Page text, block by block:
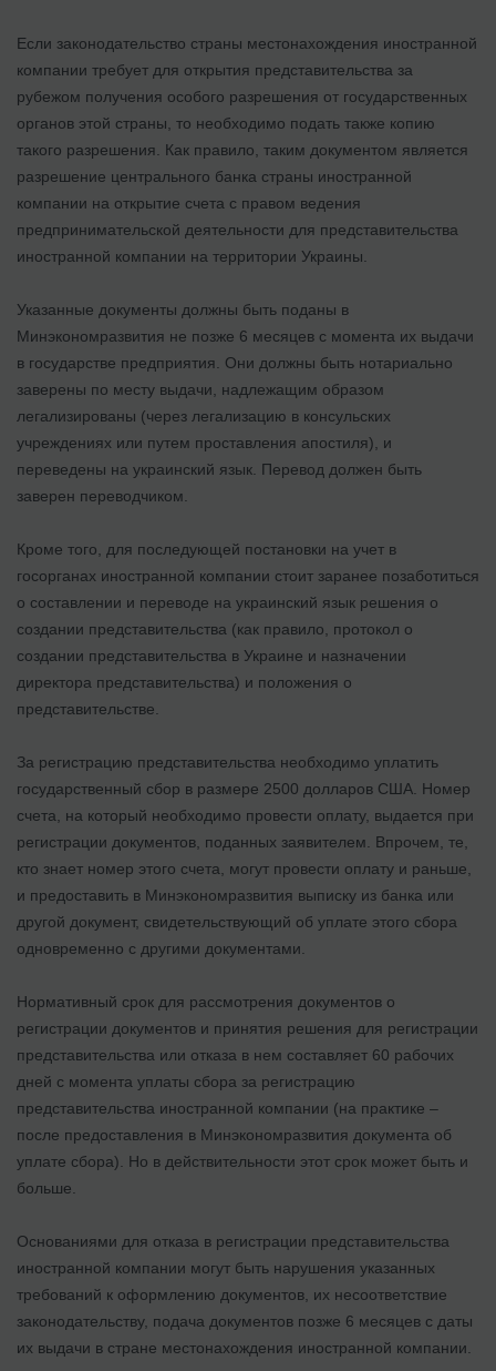
Если законодательство страны местонахождения иностранной
компании требует для открытия представительства за
рубежом получения особого разрешения от государственных
органов этой страны, то необходимо подать также копию
такого разрешения. Как правило, таким документом является
разрешение центрального банка страны иностранной
компании на открытие счета с правом ведения
предпринимательской деятельности для представительства
иностранной компании на территории Украины.
Указанные документы должны быть поданы в
Минэкономразвития не позже 6 месяцев с момента их выдачи
в государстве предприятия. Они должны быть нотариально
заверены по месту выдачи, надлежащим образом
легализированы (через легализацию в консульских
учреждениях или путем проставления апостиля), и
переведены на украинский язык. Перевод должен быть
заверен переводчиком.
Кроме того, для последующей постановки на учет в
госорганах иностранной компании стоит заранее позаботиться
о составлении и переводе на украинский язык решения о
создании представительства (как правило, протокол о
создании представительства в Украине и назначении
директора представительства) и положения о
представительстве.
За регистрацию представительства необходимо уплатить
государственный сбор в размере 2500 долларов США. Номер
счета, на который необходимо провести оплату, выдается при
регистрации документов, поданных заявителем. Впрочем, те,
кто знает номер этого счета, могут провести оплату и раньше,
и предоставить в Минэкономразвития выписку из банка или
другой документ, свидетельствующий об уплате этого сбора
одновременно с другими документами.
Нормативный срок для рассмотрения документов о
регистрации документов и принятия решения для регистрации
представительства или отказа в нем составляет 60 рабочих
дней с момента уплаты сбора за регистрацию
представительства иностранной компании (на практике –
после предоставления в Минэкономразвития документа об
уплате сбора). Но в действительности этот срок может быть и
больше.
Основаниями для отказа в регистрации представительства
иностранной компании могут быть нарушения указанных
требований к оформлению документов, их несоответствие
законодательству, подача документов позже 6 месяцев с даты
их выдачи в стране местонахождения иностранной компании.